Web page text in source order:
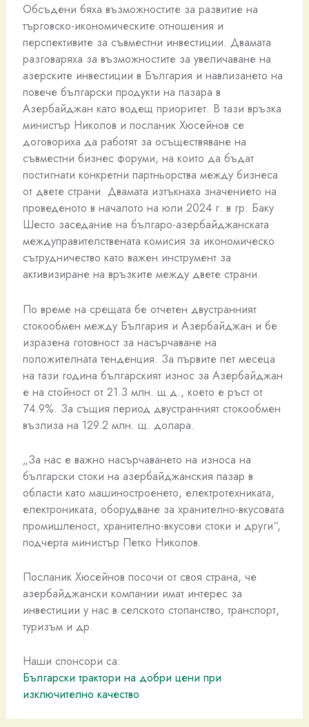
Обсъдени бяха възможностите за развитие на
търговско-икономическите отношения и
перспективите за съвместни инвестиции. Двамата
разговаряха за възможностите за увеличаване на
азерските инвестиции в България и навлизането на
повече български продукти на пазара в
Азербайджан като водещ приоритет. В тази връзка
министър Николов и посланик Хюсейнов се
договориха да работят за осъществяване на
съвместни бизнес форуми, на които да бъдат
постигнати конкретни партньорства между бизнеса
от двете страни. Двамата изтъкнаха значението на
проведеното в началото на юли 2024 г. в гр. Баку
Шесто заседание на българо-азербайджанската
междуправителствената комисия за икономическо
сътрудничество като важен инструмент за
активизиране на връзките между двете страни.
По време на срещата бе отчетен двустранният
стокообмен между България и Азербайджан и бе
изразена готовност за насърчаване на
положителната тенденция. За първите пет месеца
на тази година българският износ за Азербайджан
е на стойност от 21.3 млн. щ.д., което е ръст от
74.9%. За същия период двустранният стокообмен
възлиза на 129.2 млн. щ. долара.
„За нас е важно насърчаването на износа на
български стоки на азербайджанския пазар в
области като машиностроенето, електротехниката,
електрониката, оборудване за хранително-вкусовата
промишленост, хранително-вкусови стоки и други“,
подчерта министър Петко Николов.
Посланик Хюсейнов посочи от своя страна, че
азербайджански компании имат интерес за
инвестиции у нас в селското стопанство, транспорт,
туризъм и др.
Наши спонсори са:
Български трактори на добри цени при
изключително качество